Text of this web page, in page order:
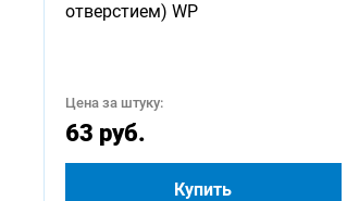
отверстием) WP
Цена за штуку:
63 руб.
Купить